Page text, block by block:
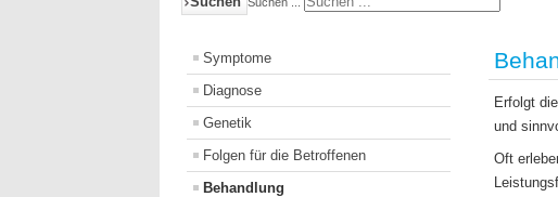
Symptome
Diagnose
Genetik
Folgen für die Betroffenen
Behandlung
Erfolgt
und
Oft